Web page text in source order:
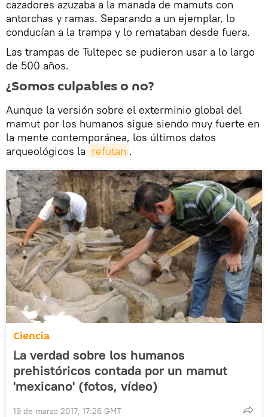
cazadores azuzaba a la manada de mamuts con
antorchas y ramas. Separando a un ejemplar, lo
conducían a la trampa y lo remataban desde fuera.
Las trampas de Tultepec se pudieron usar a lo largo
de 500 años.
¿Somos culpables o no?
Aunque la versión sobre el exterminio global del
mamut por los humanos sigue siendo muy fuerte en
la mente contemporánea, los últimos datos
arqueológicos la refutan .
Ciencia
La verdad sobre los humanos
prehistóricos contada por un mamut
'mexicano' (fotos, vídeo)
19 de marzo 2017, 17:26 GMT